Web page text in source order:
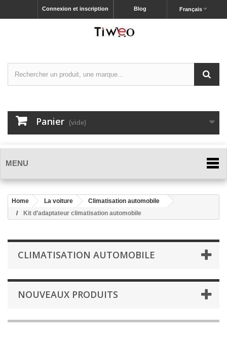
Français
Blog
Connexion et inscription
Panier (vide)
MENU
Home La voiture
Climatisation automobile
Kit d’adaptateur climatisation automobile
CLIMATISATION AUTOMOBILE
NOUVEAUX PRODUITS